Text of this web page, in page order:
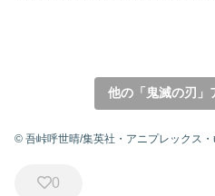
他の「鬼滅の刃」
© 吾峠呼世晴/集英社・アニプレックス
0